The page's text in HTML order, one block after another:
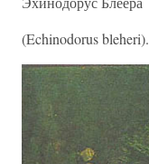
(Echinodorus bleheri).